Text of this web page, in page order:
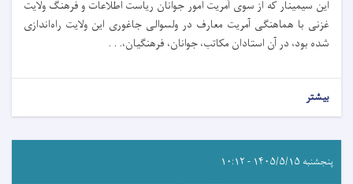
این سیمینار که از سوی آمریت امور جوانان ریاست اطلاعات و فرهنگ ولایت
غزنی با هماهنگی آمریت معارف در ولسوالی جاغوری این ولایت راه‌اندازی
شده بود، در آن استادان مکاتب، جوانان، فرهنگیان،. . .
بیشتر
پنجشنبه ۱۴۰۵/۵/۱۵ - ۱۰:۱۲